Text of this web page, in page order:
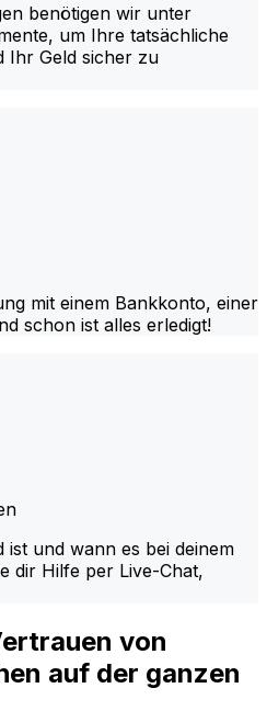
benötigen wir unter
um Ihre tatsächliche
Ihr Geld sicher zu
mit einem Bankkonto, einer
schon ist alles erledigt!
ist und wann es bei deinem
dir Hilfe per Live-Chat,
von
auf der ganzen